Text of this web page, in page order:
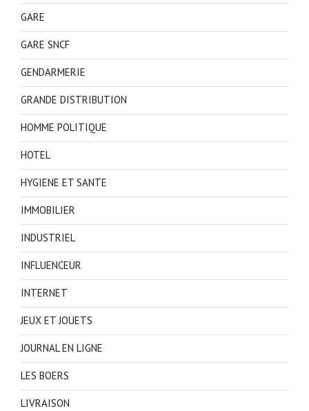
GARE
GARE SNCF
GENDARMERIE
GRANDE DISTRIBUTION
HOMME POLITIQUE
HOTEL
HYGIENE ET SANTE
IMMOBILIER
INDUSTRIEL
INFLUENCEUR
INTERNET
JEUX ET JOUETS
JOURNAL EN LIGNE
LES BOERS
LIVRAISON